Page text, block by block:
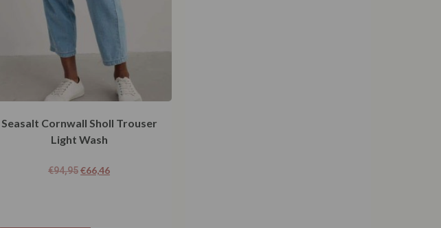
Seasalt Cornwall Sholl Trouser
Light Wash
€94,95€66,46